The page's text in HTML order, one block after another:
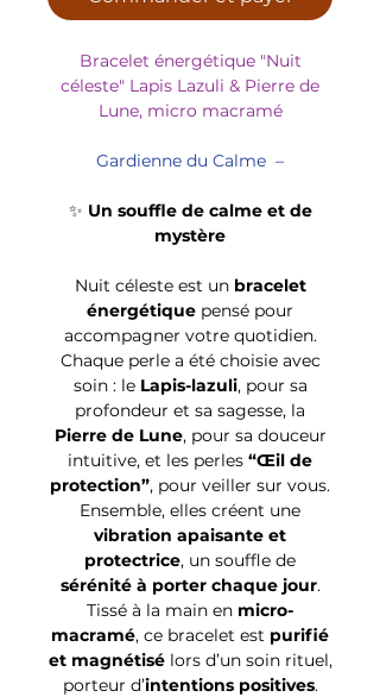
Bracelet énergétique "Nuit
céleste" Lapis Lazuli & Pierre de
Lune, micro macramé
Gardienne du Calme –
✨ Un souffle de calme et de
mystère
Nuit céleste est un bracelet
énergétique pensé pour
accompagner votre quotidien.
Chaque perle a été choisie avec
soin : le Lapis-lazuli, pour sa
profondeur et sa sagesse, la
Pierre de Lune, pour sa douceur
intuitive, et les perles “Œil de
protection”, pour veiller sur vous.
Ensemble, elles créent une
vibration apaisante et
protectrice, un souffle de
sérénité à porter chaque jour.
Tissé à la main en micro-
macramé, ce bracelet est purifié
et magnétisélors d’un soin rituel,
porteur d’intentions positives.